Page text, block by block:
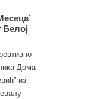
Белој
Дома
из